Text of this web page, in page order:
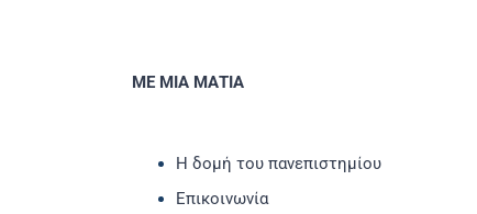
ΜΕ ΜΙΑ ΜΑΤΙΑ
Η δομή του πανεπιστημίου
Επικοινωνία